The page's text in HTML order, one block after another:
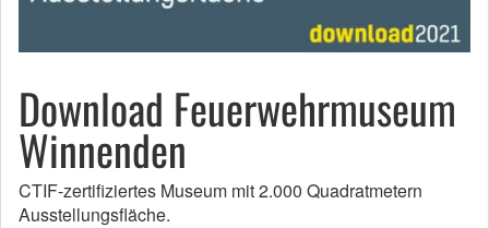
Download Feuerwehrmuseum
Winnenden
CTIF-zertifiziertes Museum mit 2.000 Quadratmetern
Ausstellungsfläche.